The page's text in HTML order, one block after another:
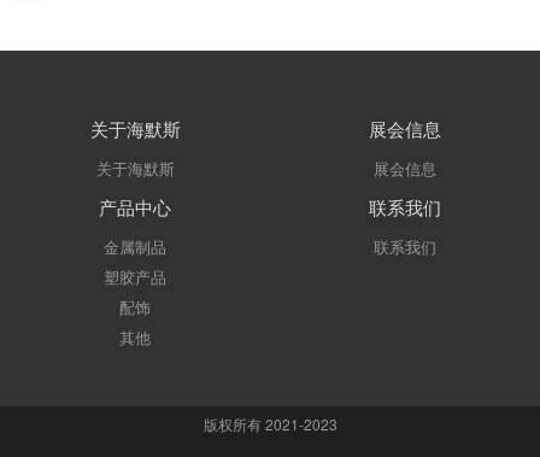
关于海默斯
关于海默斯
展会信息
展会信息
产品中心
金属制品
塑胶产品
配饰
其他
联系我们
联系我们
版权所有 2021-2023